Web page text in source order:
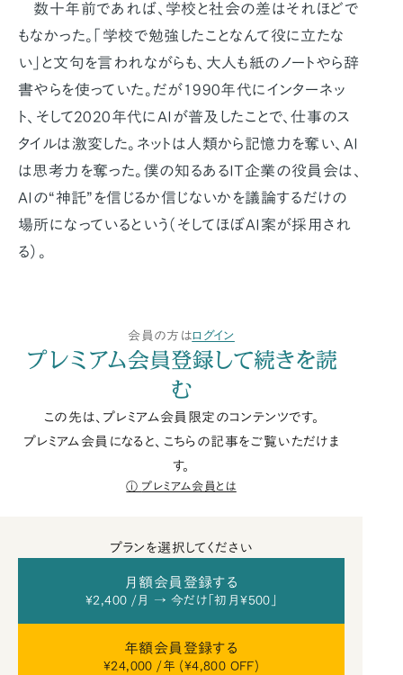
数十年前であれば、学校と社会の差はそれほどで
もなかった。「学校で勉強したことなんて役に立たな
い」と文句を言われながらも、大人も紙のノートやら辞
書やらを使っていた。だが1990年代にインターネッ
ト、そして2020年代にAIが普及したことで、仕事のス
タイルは激変した。ネットは人類から記憶力を奪い、AI
は思考力を奪った。僕の知るあるIT企業の役員会は、
AIの“神託”を信じるか信じないかを議論するだけの
場所になっているという（そしてほぼAI案が採用され
る）。
会員の方はログイン
プレミアム会員登録して続きを読
む
この先は、プレミアム会員限定のコンテンツです。
プレミアム会員になると、こちらの記事をご覧いただけま
す。
プレミアム会員とは
プランを選択してください
月額会員登録する
¥2,400 /月 → 今だけ「初月¥500」
年額会員登録する
¥24,000 /年 (¥4,800 OFF)